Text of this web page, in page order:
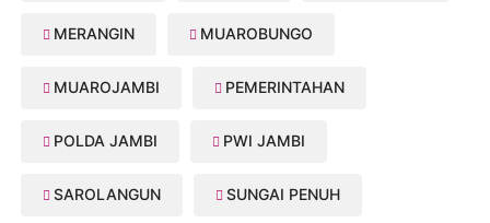
MERANGIN MUAROBUNGO
MUAROJAMBI PEMERINTAHAN
POLDA JAMBI PWI JAMBI
SAROLANGUN SUNGAI PENUH